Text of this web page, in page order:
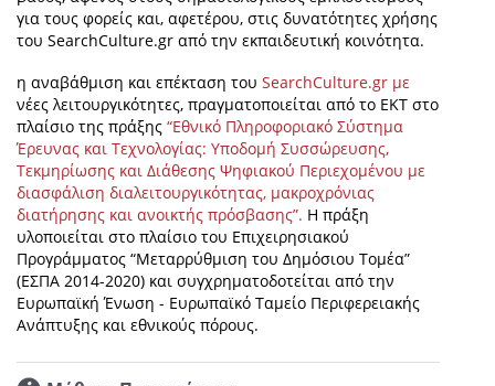
για τους φορείς και, αφετέρου, στις δυνατότητες χρήσης
του SearchCulture.gr από την εκπαιδευτική κοινότητα.
η αναβάθμιση και επέκταση του SearchCulture.gr με
νέες λειτουργικότητες, πραγματοποιείται από το ΕΚΤ στο
πλαίσιο της πράξης “Εθνικό Πληροφοριακό Σύστημα
Έρευνας και Τεχνολογίας: Υποδομή Συσσώρευσης,
Τεκμηρίωσης και Διάθεσης Ψηφιακού Περιεχομένου με
διασφάλιση διαλειτουργικότητας, μακροχρόνιας
διατήρησης και ανοικτής πρόσβασης”. Η πράξη
υλοποιείται στο πλαίσιο του Επιχειρησιακού
Προγράμματος “Μεταρρύθμιση του Δημόσιου Τομέα”
(ΕΣΠΑ 2014-2020) και συγχρηματοδοτείται από την
Ευρωπαϊκή Ένωση - Ευρωπαϊκό Ταμείο Περιφερειακής
Ανάπτυξης και εθνικούς πόρους.